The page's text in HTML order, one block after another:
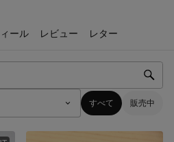
ール レビュー レター
すべて 販売中